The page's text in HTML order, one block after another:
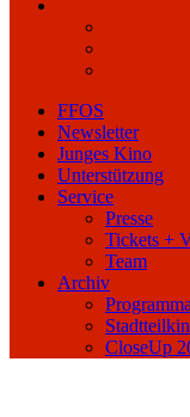
FFOS
Newsletter
Junges Kino
Unterstützung
Service
Presse
Tickets +
Team
Archiv
CloseUp